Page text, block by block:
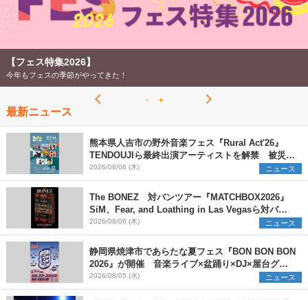
【フェス特集2026】
今年もフェスの季節がやってきた！
最新ニュース
熊本県人吉市の野外音楽フェス『Rural Act'26』
TENDOUJIら最終出演アーティストを解禁 被災地
支援プロジェクトの始動も発表
2026/08/06 (木) ニュース
The BONEZ 対バンツアー『MATCHBOX2026』
SiM、Fear, and Loathing in Las Vegasら対バン
アーティストを一斉解禁
2026/08/06 (木) ニュース
静岡県焼津市であらたな夏フェス『BON BON BON
2026』が開催 音楽ライブ×盆踊り×DJ×屋台グル
メ×ランタンナイトで彩る2日間
2026/08/05 (水) ニュース